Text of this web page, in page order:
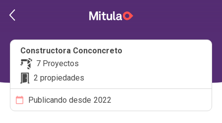
Constructora Conconcreto
7 Proyectos
2 propiedades
Publicando desde 2022